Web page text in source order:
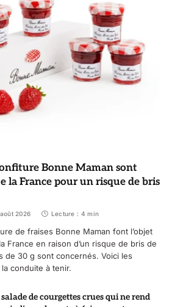
Bonne Maman sont
la France pour un risque de bris
2026 Lecture : 4 min
de fraises Bonne Maman font l’objet
France en raison d’un risque de bris de
de 30 g sont concernés. Voici les
conduite à tenir.
de courgettes crues qui ne rend